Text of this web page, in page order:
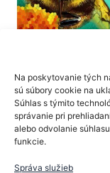
Na poskytovanie tých
sú súbory cookie na
Súhlas s týmito
správanie pri
alebo odvolanie
funkcie.
Správa služieb
Poťahy na rakety
SpinLord poťah
Dornenglanz II
19,90